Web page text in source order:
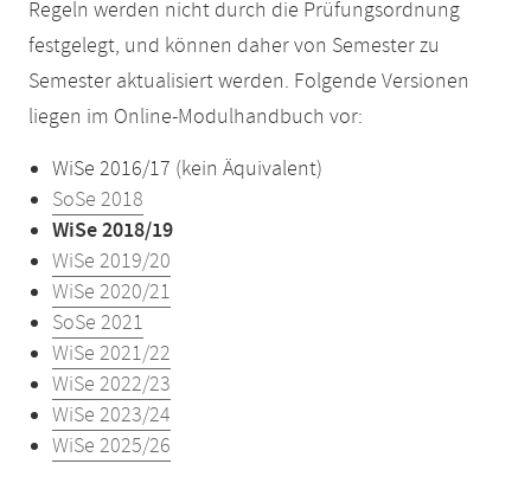
Regeln werden nicht durch die Prüfungsordnung
festgelegt, und können daher von Semester zu
Semester aktualisiert werden. Folgende Versionen
liegen im Online-Modulhandbuch vor:
WiSe 2016/17 (kein Äquivalent)
SoSe 2018
WiSe 2018/19
WiSe 2019/20
WiSe 2020/21
SoSe 2021
WiSe 2021/22
WiSe 2022/23
WiSe 2023/24
WiSe 2025/26